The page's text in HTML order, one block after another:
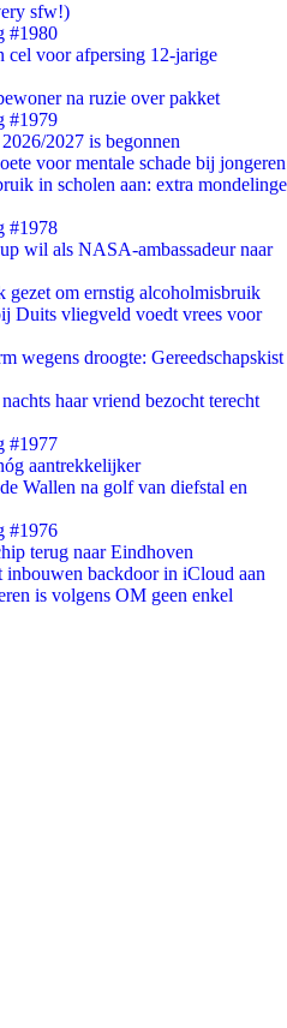
sfw!)
#1980
voor afpersing 12-jarige
na ruzie over pakket
#1979
2027 is begonnen
voor mentale schade bij jongeren
in scholen aan: extra mondelinge
#1978
wil als NASA-ambassadeur naar
gezet om ernstig alcoholmisbruik
Duits vliegveld voedt vrees voor
wegens droogte: Gereedschapskist
haar vriend bezocht terecht
#1977
aantrekkelijker
Wallen na golf van diefstal en
#1976
terug naar Eindhoven
inbouwen backdoor in iCloud aan
is volgens OM geen enkel